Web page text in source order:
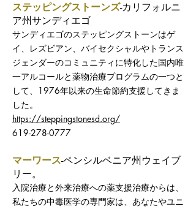
ステッピングストーンズ-カリフォルニ
ア州サンディエゴ
サンディエゴのステッピングストーンはゲ
イ、レズビアン、バイセクシャルやトランス
ジェンダーのコミュニティに特化した国内唯
一アルコールと薬物治療プログラムの一つと
して、1976年以来の生命節約支援してきま
した。
https://steppingstonesd.org/
619-278-0777
マーワース-ペンシルベニア州ウェイブ
リー。
入院治療と外来治療への薬支援治療からは、
私たちの中毒医学の専門家は、あなたやユニ